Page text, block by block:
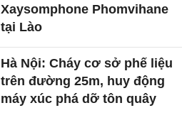
Xaysomphone Phomvihane
tại Lào
Hà Nội: Cháy cơ sở phế liệu
trên đường 25m, huy động
máy xúc phá dỡ tôn quây